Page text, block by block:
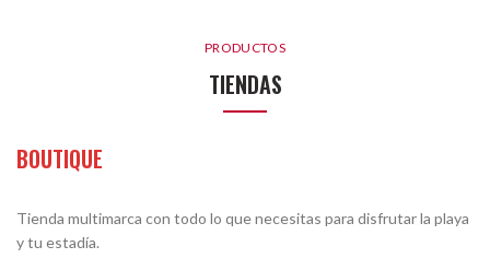
PRODUCTOS
TIENDAS
BOUTIQUE
Tienda multimarca con todo lo que necesitas para disfrutar la playa
y tu estadía.